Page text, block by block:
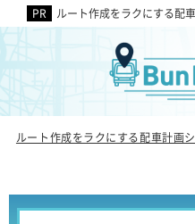
ルート作成をラクにする配
ルート作成をラクにする配車計画